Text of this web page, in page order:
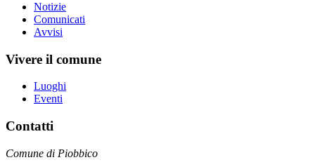
Notizie
Comunicati
Avvisi
Vivere il comune
Luoghi
Eventi
Contatti
Comune di Piobbico